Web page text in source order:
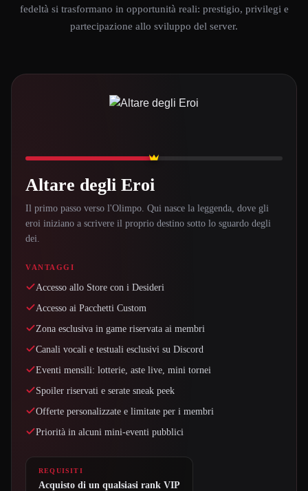
fedeltà si trasformano in opportunità reali: prestigio, privilegi e
partecipazione allo sviluppo del server.
Altare degli Eroi
Il primo passo verso l'Olimpo. Qui nasce la leggenda, dove gli
eroi iniziano a scrivere il proprio destino sotto lo sguardo degli
dei.
VANTAGGI
Accesso allo Store con i Desideri
Accesso ai Pacchetti Custom
Zona esclusiva in game riservata ai membri
Canali vocali e testuali esclusivi su Discord
Eventi mensili: lotterie, aste live, mini tornei
Spoiler riservati e serate sneak peek
Offerte personalizzate e limitate per i membri
Priorità in alcuni mini-eventi pubblici
REQUISITI
Acquisto di un qualsiasi rank VIP